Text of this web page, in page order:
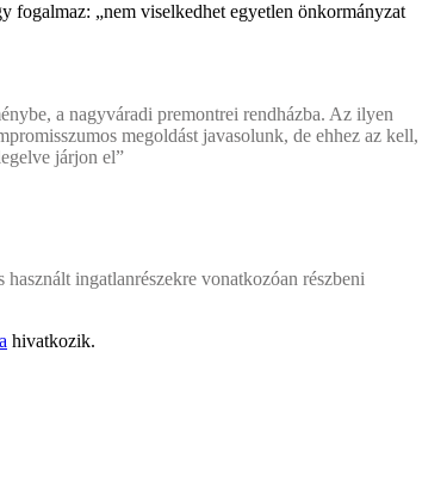
fogalmaz: „nem viselkedhet egyetlen önkormányzat
a nagyváradi premontrei rendházba. Az ilyen
megoldást javasolunk, de ehhez az kell,
járjon el”
ingatlanrészekre vonatkozóan részbeni
hivatkozik.